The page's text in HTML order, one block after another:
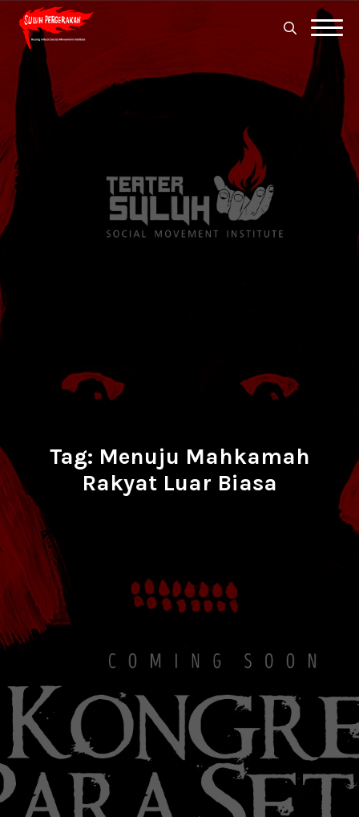
for:
Tag: Menuju Mahkamah
Rakyat Luar Biasa